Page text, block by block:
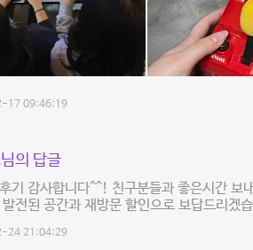
17 09:46:19
의 답글
기 감사합니다^^! 친구분들과 좋은시간
전된 공간과 재방문 할인으로 보답드리겠
24 21:04:29